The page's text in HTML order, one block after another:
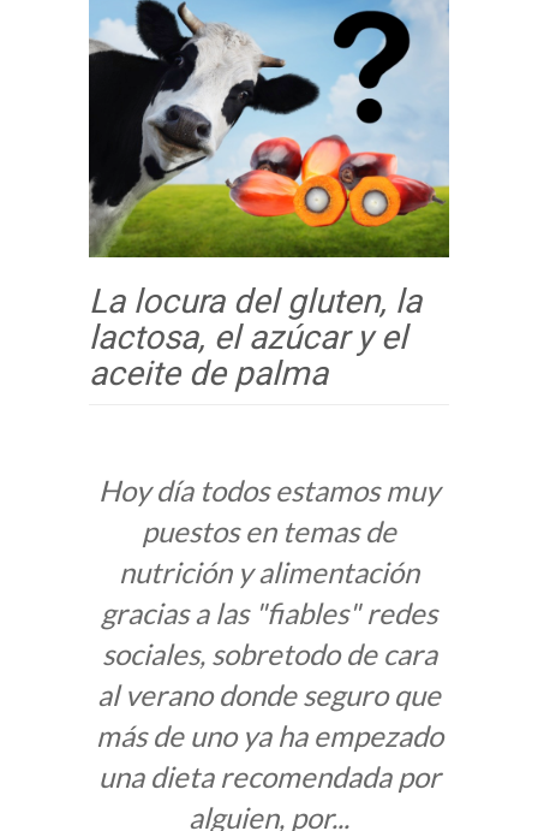
La locura del gluten, la
lactosa, el azúcar y el
aceite de palma
Hoy día todos estamos muy
puestos en temas de
nutrición y alimentación
gracias a las "fiables" redes
sociales, sobretodo de cara
al verano donde seguro que
más de uno ya ha empezado
una dieta recomendada por
alguien, por...